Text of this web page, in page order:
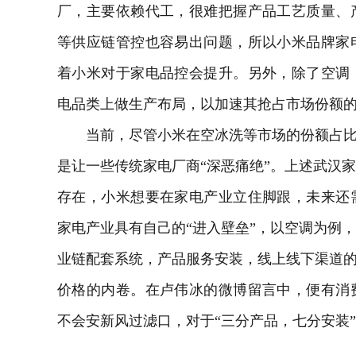
厂，主要依赖代工，很难把握产品工艺质量
等供应链管控也容易出问题，所以小米品牌
着小米对于家电品控会提升。另外，除了空
电品类上做生产布局，以加速其抢占市场份额
当前，尽管小米在空冰洗等市场的份额占比
是让一些传统家电厂商“深恶痛绝”。上述武汉
存在，小米想要在家电产业立住脚跟，未来
家电产业具有自己的“进入壁垒”，以空调为例
业链配套系统，产品服务安装，线上线下渠道
价格的内卷。在卢伟冰的微博留言中，便有
不会安新风过滤口，对于“三分产品，七分安